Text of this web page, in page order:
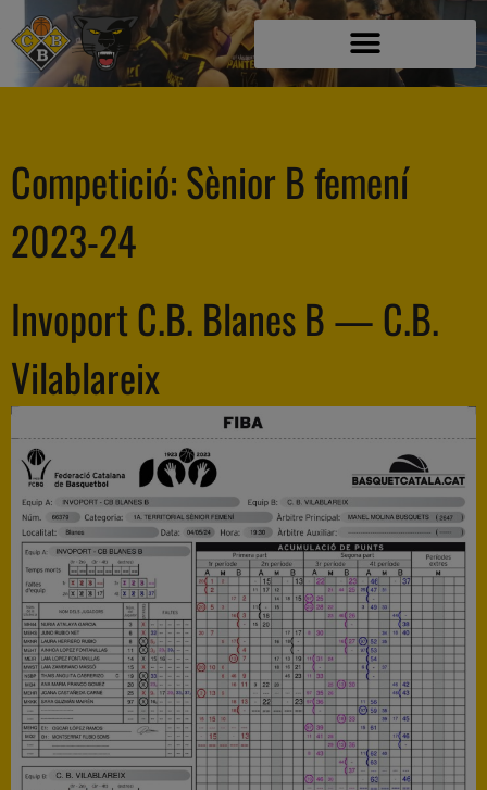
Competició:Sènior B femení
2023-24
Invoport C.B. Blanes B — C.B.
Vilablareix